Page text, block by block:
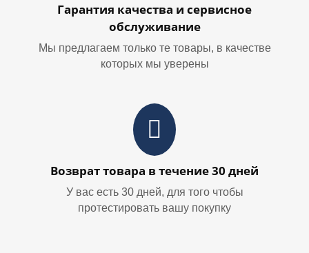
Гарантия качества и сервисное
обслуживание
Мы предлагаем только те товары, в качестве
которых мы уверены
Возврат товара в течение 30 дней
У вас есть 30 дней, для того чтобы
протестировать вашу покупку